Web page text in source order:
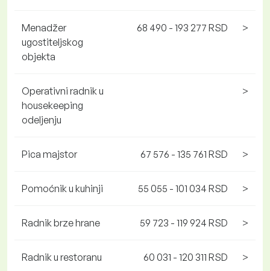
Menadžer
ugostiteljskog
objekta
68 490 - 193 277 RSD >
Operativni radnik u
housekeeping
odeljenju
>
Pica majstor 67 576 - 135 761 RSD >
Pomoćnik u kuhinji 55 055 - 101 034 RSD >
Radnik brze hrane 59 723 - 119 924 RSD >
Radnik u restoranu 60 031 - 120 311 RSD >